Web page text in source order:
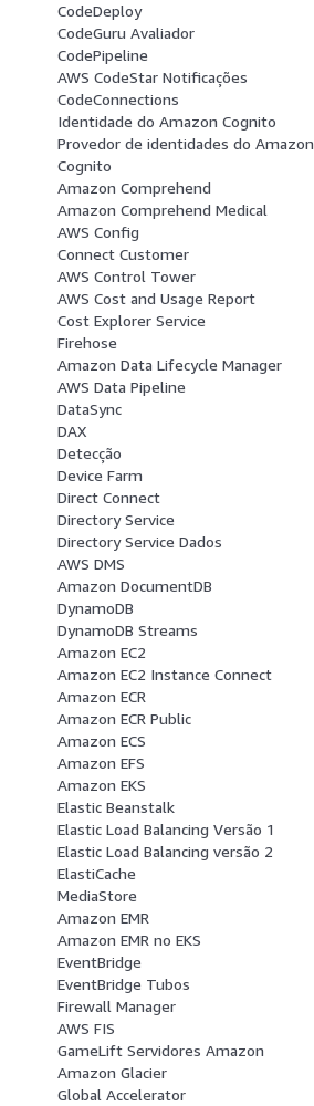
CodeDeploy
CodeGuru Avaliador
CodePipeline
AWS CodeStar Notificações
CodeConnections
Identidade do Amazon Cognito
Provedor de identidades do Amazon
Cognito
Amazon Comprehend
Amazon Comprehend Medical
AWS Config
Connect Customer
AWS Control Tower
AWS Cost and Usage Report
Cost Explorer Service
Firehose
Amazon Data Lifecycle Manager
AWS Data Pipeline
DataSync
DAX
Detecção
Device Farm
Direct Connect
Directory Service
Directory Service Dados
AWS DMS
Amazon DocumentDB
DynamoDB
DynamoDB Streams
Amazon EC2
Amazon EC2 Instance Connect
Amazon ECR
Amazon ECR Public
Amazon ECS
Amazon EFS
Amazon EKS
Elastic Beanstalk
Elastic Load Balancing Versão 1
Elastic Load Balancing versão 2
ElastiCache
MediaStore
Amazon EMR
Amazon EMR no EKS
EventBridge
EventBridge Tubos
Firewall Manager
AWS FIS
GameLift Servidores Amazon
Amazon Glacier
Global Accelerator